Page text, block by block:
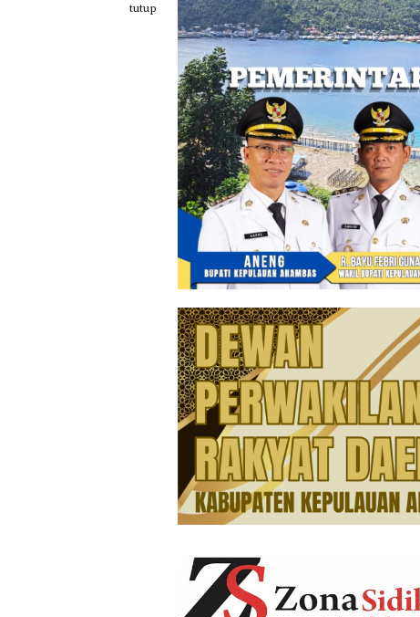
tutup